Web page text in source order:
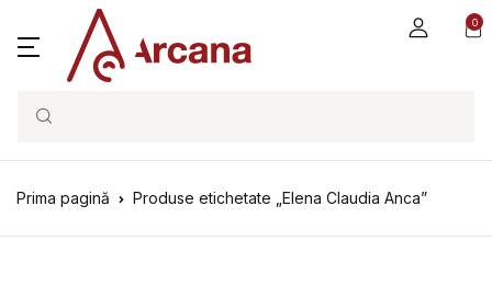
0
Search
Prima pagină Produse etichetate „Elena Claudia Anca”